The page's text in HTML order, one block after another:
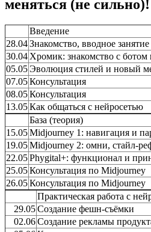
меняться (не сильно)!
Введение
28.04Знакомство, вводное занятие
30.04 Хромик: знакомство с
05.05Эволюция стилей и новый
07.05Консультация
08.05Консультация
13.05Как общаться с нейросетью
База (теория)
15.05Midjourney 1: навигация и
19.05Midjourney 2: омни, стайл-
22.05Phygital+: функционал и
25.05Консультация по Midjourney
26.05Консультация по Midjourney
Практическая работа с
29.05Создание фешн-съёмки
02.06Создание рекламы